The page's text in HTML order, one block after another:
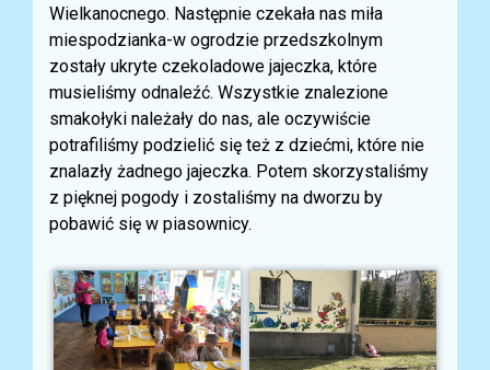
Wielkanocnego. Następnie czekała nas miła
miespodzianka-w ogrodzie przedszkolnym
zostały ukryte czekoladowe jajeczka, które
musieliśmy odnaleźć. Wszystkie znalezione
smakołyki należały do nas, ale oczywiście
potrafiliśmy podzielić się też z dziećmi, które nie
znalazły żadnego jajeczka. Potem skorzystaliśmy
z pięknej pogody i zostaliśmy na dworzu by
pobawić się w piasownicy.